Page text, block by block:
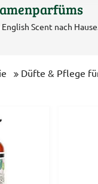
Scent nach
und Woods of Windsor
Mitgliedern des
Düfte und Flakons der
werden aus reinem
Düfte & Pflege